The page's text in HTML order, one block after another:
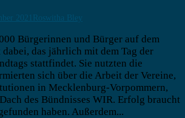
2021 Roswitha Bley
Bürgerinnen und Bürger auf dem
das jährlich mit dem Tag der
stattfindet. Sie nutzten die
sich über die Arbeit der Vereine,
in Mecklenburg-Vorpommern,
des Bündnisses WIR. Erfolg braucht
haben. Außerdem...